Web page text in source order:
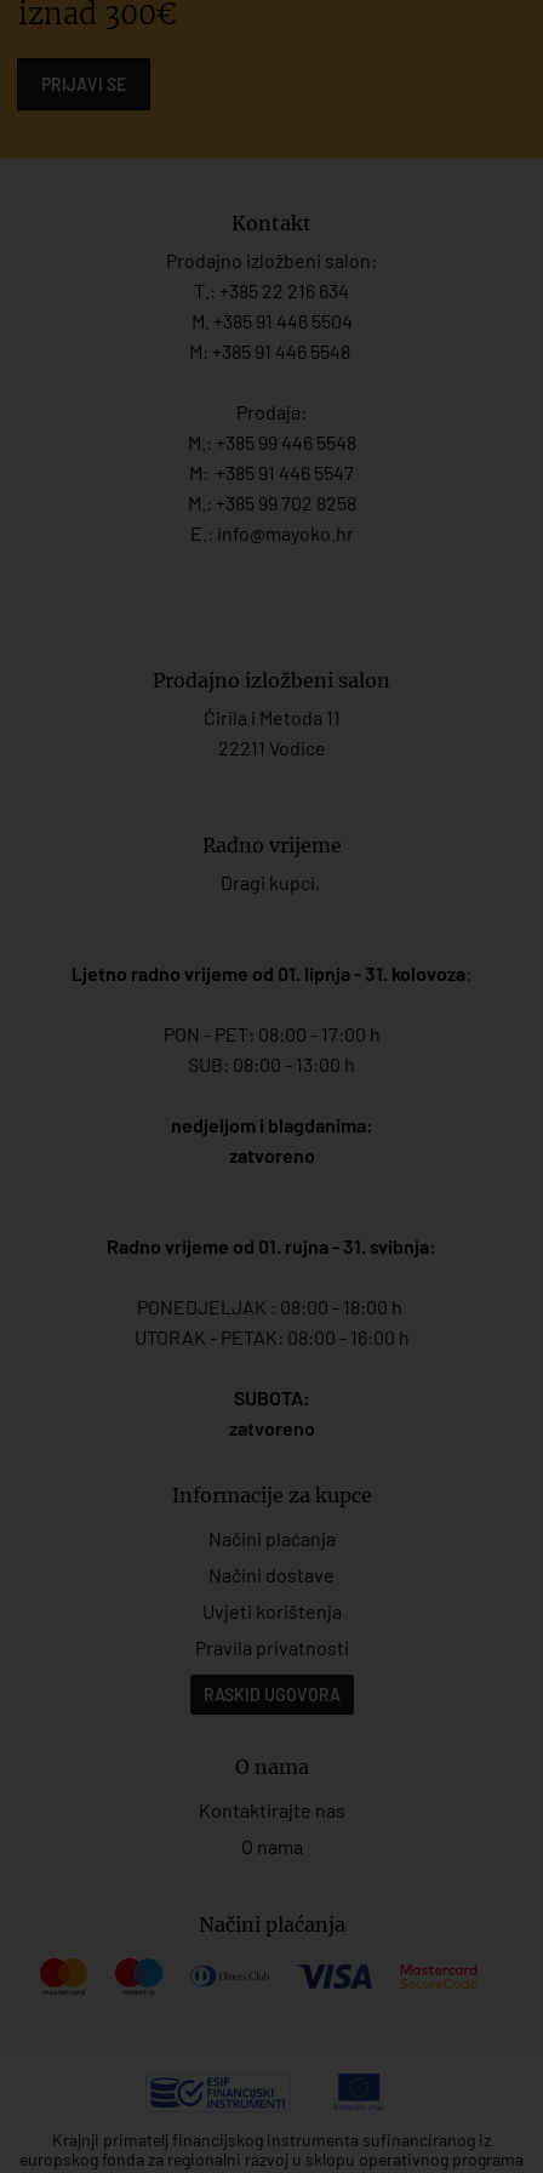
iznad 300€
PRIJAVI SE
Kontakt
Prodajno izložbeni salon:
T.: +385 22 216 634
M. +385 91 446 5504
M: +385 91 446 5548
Prodaja:
M.: +385 99 446 5548
M: +385 91 446 5547
M.: +385 99 702 8258
E.: info@mayoko. hr
Prodajno izložbeni salon
Ćirila i Metoda 11
22211 Vodice
Radno vrijeme
Dragi kupci,
Ljetno radno vrijeme od 01. lipnja - 31. kolovoza:
PON - PET: 08:00 - 17:00 h
SUB: 08:00 - 13:00 h
nedjeljom i blagdanima:
zatvoreno
Radno vrijeme od 01. rujna - 31. svibnja:
PONEDJELJAK : 08:00 - 18:00 h
UTORAK - PETAK: 08:00 - 16:00 h
SUBOTA:
zatvoreno
Informacije za kupce
Načini plaćanja
Načini dostave
Uvjeti korištenja
Pravila privatnosti
RASKID UGOVORA
O nama
Kontaktirajte nas
O nama
Načini plaćanja
Krajnji primatelj financijskog instrumenta sufinanciranog iz
europskog fonda za regionalni razvoj u sklopu operativnog programa